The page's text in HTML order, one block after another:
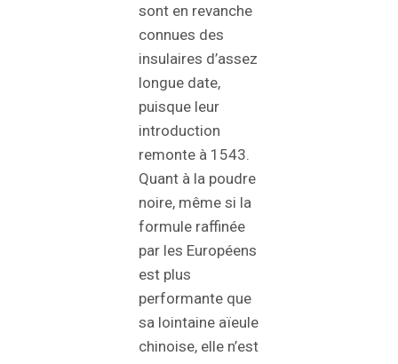
sont en revanche
connues des
insulaires d’assez
longue date,
puisque leur
introduction
remonte à 1543.
Quant à la poudre
noire, même si la
formule raffinée
par les Européens
est plus
performante que
sa lointaine aïeule
chinoise, elle n’est